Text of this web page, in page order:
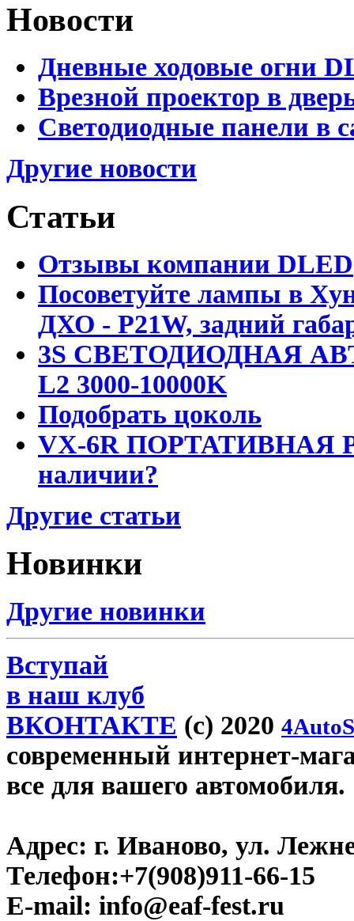
Новости
Дневные ходовые огни
Врезной проектор в
Светодиодные панели в
Другие новости
Статьи
Отзывы компании DLED
Посоветуйте лампы в
ДХО - P21W, задний
3S СВЕТОДИОДНАЯ
L2 3000-10000K
Подобрать цоколь
VX-6R ПОРТАТИВНАЯ
наличии?
Другие статьи
Новинки
Другие новинки
Вступай
в наш клуб
ВКОНТАКТЕ (c) 2020
современный интернет-
все для вашего автомобиля.
Адрес: г. Иваново, ул.
Телефон:+7(908)911-66-15
E-mail: info@eaf-fest.ru